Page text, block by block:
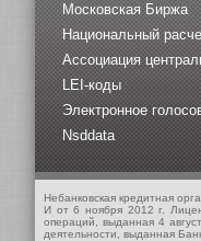
Московская Биржа
Национальный
Ассоциация
LEI-коды
Электронное
Nsddata
Небанковская кредитная
И от 6 ноября 2012 г.
операций, выданная 4
деятельности, выданная